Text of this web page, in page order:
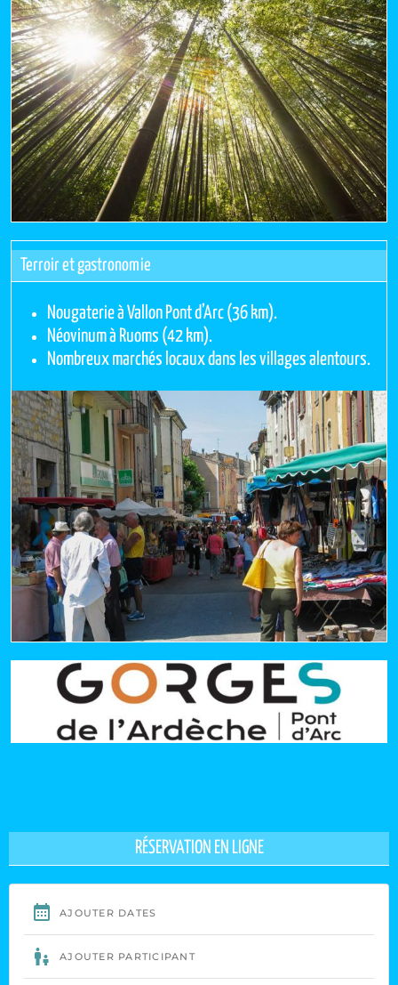
Terroir et gastronomie
Nougaterie à Vallon Pont d’Arc (36 km).
Néovinum à Ruoms (42 km).
Nombreux marchés locaux dans les villages alentours.
RÉSERVATION EN LIGNE